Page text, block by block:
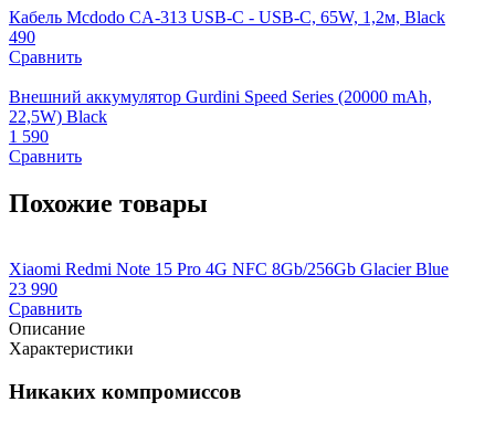
Кабель Mcdodo CA-313 USB-C - USB-C, 65W, 1,2м, Black
490
Сравнить
Внешний аккумулятор Gurdini Speed Series (20000 mAh,
22,5W) Black
1 590
Сравнить
Похожие товары
Xiaomi Redmi Note 15 Pro 4G NFC 8Gb/256Gb Glacier Blue
23 990
Сравнить
Описание
Характеристики
Никаких компромиссов